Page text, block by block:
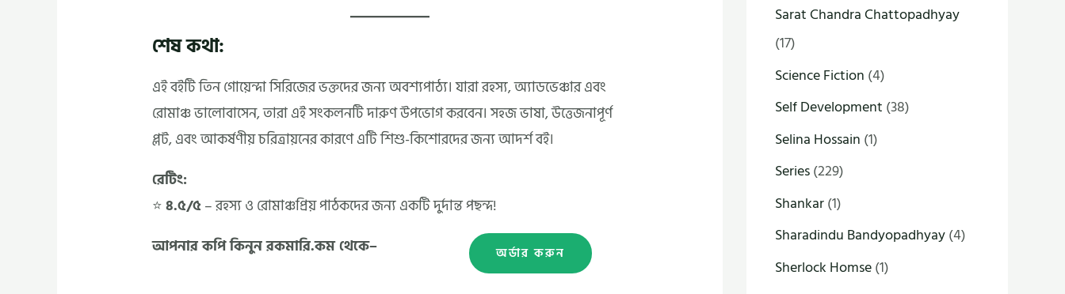
শেষ কথা:
এই বইটি তিন গোয়েন্দা সিরিজের ভক্তদের জন্য অবশ্যপাঠ্য। যারা রহস্য, অ্যাডভেঞ্চার এবং
রোমাঞ্চ ভালোবাসেন, তারা এই সংকলনটি দারুণ উপভোগ করবেন। সহজ ভাষা, উত্তেজনাপূর্ণ
প্লট, এবং আকর্ষণীয় চরিত্রায়নের কারণে এটি শিশু-কিশোরদের জন্য আদর্শ বই।
রেটিং:
⭐৪.৫/৫ – রহস্য ও রোমাঞ্চপ্রিয় পাঠকদের জন্য একটি দুর্দান্ত পছন্দ!
আপনার কপি কিনুন রকমারি.কম থেকে–
অর্ডার করুন
Sarat Chandra Chattopadhyay
(17)
Science Fiction (4)
Self Development (38)
Selina Hossain (1)
Series(229)
Shankar(1)
Sharadindu Bandyopadhyay(4)
Sherlock Homse(1)